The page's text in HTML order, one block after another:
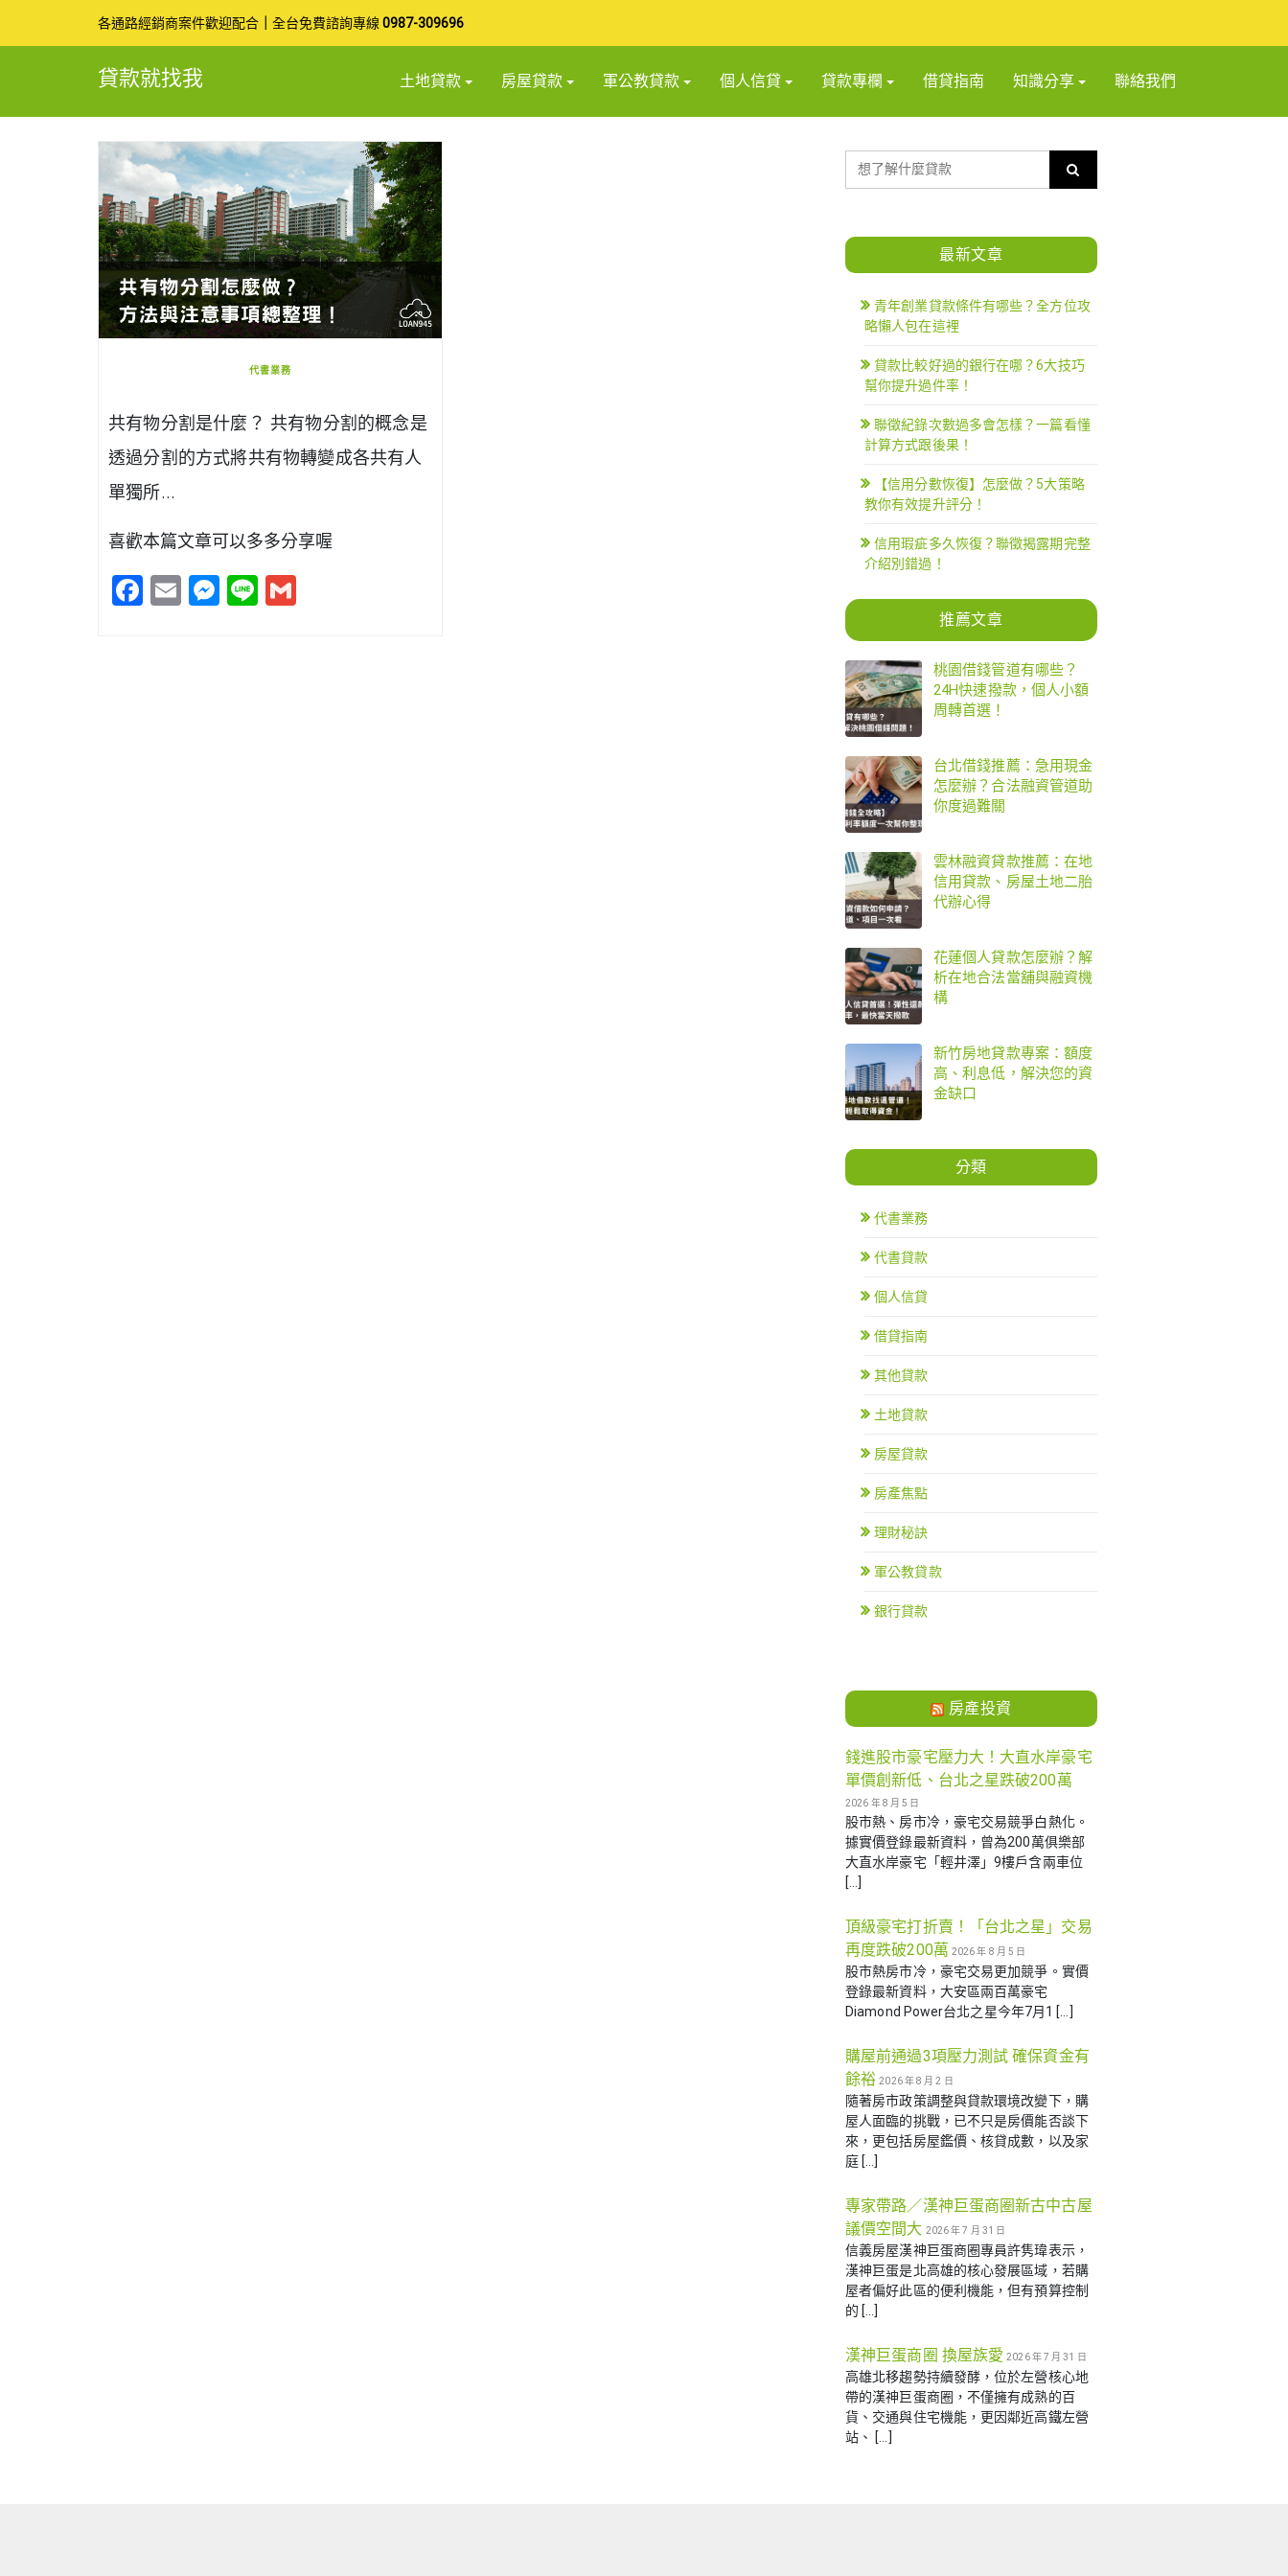
to
各通路經銷商案件歡迎配合 全台免費諮詢專線 0987-309696
貸款就找我 土地貸款 房屋貸款 軍公教貸款 個人信貸 貸款專欄 借貸指南 知識分享 聯絡我們
代書業務
共有物分割是什麼？ 共有物分割的概念是
透過分割的方式將共有物轉變成各共有人
單獨所…
喜歡本篇文章可以多多分享喔
Facebook
EmailMessenger
Line
最新文章
青年創業貸款條件有哪些？全方位攻
略懶人包在這裡
貸款比較好過的銀行在哪？6大技巧
幫你提升過件率！
聯徵紀錄次數過多會怎樣？一篇看懂
計算方式跟後果！
【信用分數恢復】怎麼做？5大策略
教你有效提升評分！
信用瑕疵多久恢復？聯徵揭露期完整
介紹別錯過！
推薦文章
桃園借錢管道有哪些？
24H快速撥款，個人小額
周轉首選！
台北借錢推薦：急用現金
怎麼辦？合法融資管道助
你度過難關
雲林融資貸款推薦：在地
信用貸款、房屋土地二胎
代辦心得
花蓮個人貸款怎麼辦？解
析在地合法當舖與融資機
構
新竹房地貸款專案：額度
高、利息低，解決您的資
金缺口
分類
代書業務
代書貸款
個人信貸
借貸指南
其他貸款
土地貸款
房屋貸款
房產焦點
理財秘訣
軍公教貸款
銀行貸款
房產投資
錢進股市豪宅壓力大！大直水岸豪宅
單價創新低、台北之星跌破200萬
2026 年 8 月 5 日
股市熱、房市冷，豪宅交易競爭白熱化。
據實價登錄最新資料，曾為200萬俱樂部
大直水岸豪宅「輕井澤」9樓戶含兩車位
[…]
頂級豪宅打折賣！「台北之星」交易
再度跌破200萬 2026 年 8 月 5 日
股市熱房市冷，豪宅交易更加競爭。實價
登錄最新資料，大安區兩百萬豪宅
Diamond Power台北之星今年7月1 […]
購屋前通過3項壓力測試 確保資金有
餘裕 2026 年 8 月 2 日
隨著房市政策調整與貸款環境改變下，購
屋人面臨的挑戰，已不只是房價能否談下
來，更包括房屋鑑價、核貸成數，以及家
庭 […]
專家帶路／漢神巨蛋商圈新古中古屋
議價空間大 2026 年 7 月 31 日
信義房屋漢神巨蛋商圈專員許隽瑋表示，
漢神巨蛋是北高雄的核心發展區域，若購
屋者偏好此區的便利機能，但有預算控制
的 […]
漢神巨蛋商圈 換屋族愛 2026 年 7 月 31 日
高雄北移趨勢持續發酵，位於左營核心地
帶的漢神巨蛋商圈，不僅擁有成熟的百
貨、交通與住宅機能，更因鄰近高鐵左營
站、 […]